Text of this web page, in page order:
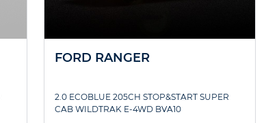
FORD RANGER
2.0 ECOBLUE 205CH STOP&START SUPER
CAB WILDTRAK E-4WD BVA10